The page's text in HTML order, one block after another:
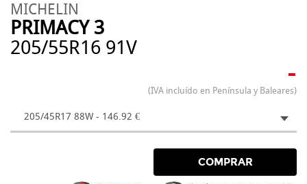
MICHELIN
PRIMACY 3
205/55R16 91V
-
(IVA incluído en Península y Baleares)
205/45R17 88W - 146.92 €
COMPRAR